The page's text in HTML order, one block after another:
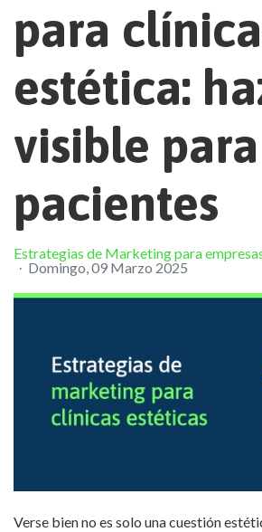
para
estética:
visible
pacientes
Estrategias de Marketing para
Domingo, 09 Marzo 2025
Verse bien no es solo una cuestión